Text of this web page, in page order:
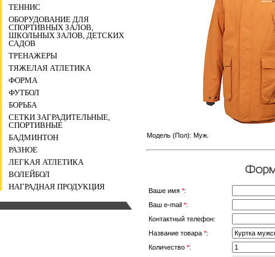
ТЕННИС
ОБОРУДОВАНИЕ ДЛЯ
СПОРТИВНЫХ ЗАЛОВ,
ШКОЛЬНЫХ ЗАЛОВ, ДЕТСКИХ
САДОВ
ТРЕНАЖЕРЫ
ТЯЖЕЛАЯ АТЛЕТИКА
ФОРМА
ФУТБОЛ
БОРЬБА
СЕТКИ ЗАГРАДИТЕЛЬНЫЕ,
СПОРТИВНЫЕ
БАДМИНТОН
РАЗНОЕ
ЛЕГКАЯ АТЛЕТИКА
ВОЛЕЙБОЛ
НАГРАДНАЯ ПРОДУКЦИЯ
Модель (Пол): Муж.
Ваше имя *:
Ваш e-mail *:
Контактный телефон:
Название товара *:
Количество *: